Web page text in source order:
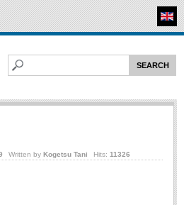
Written by Kogetsu Tani Hits: 11326